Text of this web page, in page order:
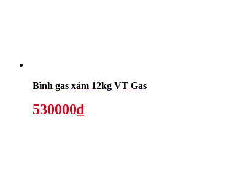
Bình gas xám 12kg VT Gas
530000₫